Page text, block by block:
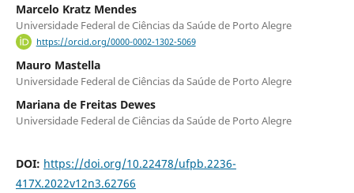
Marcelo Kratz Mendes
Universidade Federal de Ciências da Saúde de Porto Alegre
https://orcid.org/0000-0002-1302-5069
Mauro Mastella
Universidade Federal de Ciências da Saúde de Porto Alegre
Mariana de Freitas Dewes
Universidade Federal de Ciências da Saúde de Porto Alegre
DOI: https://doi.org/10.22478/ufpb.2236-
417X.2022v12n3.62766